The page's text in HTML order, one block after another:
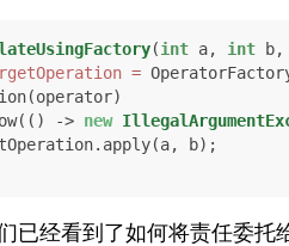
(int a, int b,
=
->
new
b);
已经看到了如何将责任委